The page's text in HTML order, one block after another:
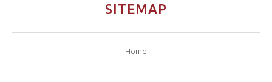
SITEMAP
Home